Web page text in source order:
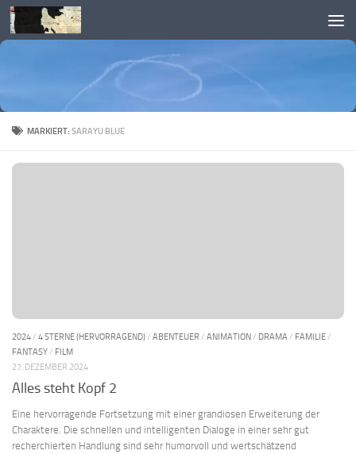
Skip to content
MARKIERT:SARAYU BLUE
2024/ 4 STERNE (HERVORRAGEND)/ ABENTEUER / ANIMATION/ DRAMA / FAMILIE/
FANTASY/ FILM
27. DEZEMBER 2024
Alles steht Kopf 2
Eine hervorragende Fortsetzung mit einer grandiosen Erweiterung der
Charaktere. Die schnellen und intelligenten Dialoge in einer sehr gut
recherchierten Handlung sind sehr humorvoll und wertschätzend